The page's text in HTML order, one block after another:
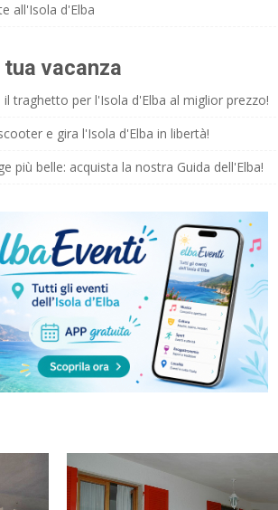
all'Isola d'Elba
vacanza
traghetto per l'Isola d'Elba al miglior prezzo!
e gira l'Isola d'Elba in libertà!
più belle: acquista la nostra Guida dell'Elba!